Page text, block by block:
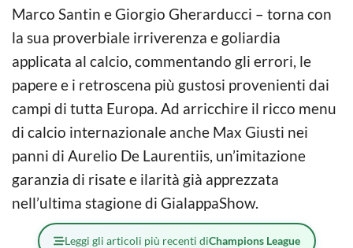
Marco Santin e Giorgio Gherarducci – torna con
la sua proverbiale irriverenza e goliardia
applicata al calcio, commentando gli errori, le
papere e i retroscena più gustosi provenienti dai
campi di tutta Europa. Ad arricchire il ricco menu
di calcio internazionale anche Max Giusti nei
panni di Aurelio De Laurentiis, un’imitazione
garanzia di risate e ilarità già apprezzata
nell’ultima stagione di GialappaShow.
Leggi gli articoli più recenti diChampions League